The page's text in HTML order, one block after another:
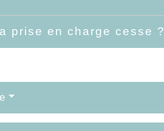
prise en charge cesse ?